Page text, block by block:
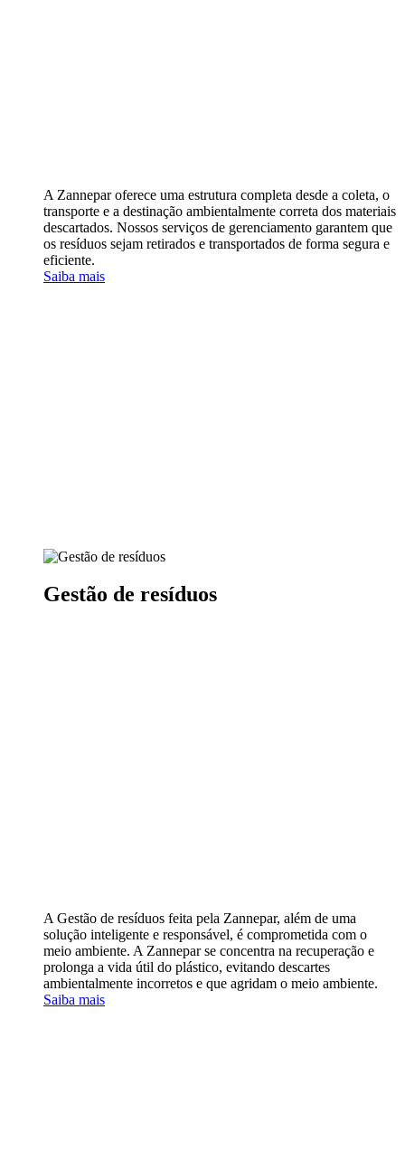
A Zannepar oferece uma estrutura completa desde a coleta, o
transporte e a destinação ambientalmente correta dos materiais
descartados. Nossos serviços de gerenciamento garantem que
os resíduos sejam retirados e transportados de forma segura e
eficiente.
Saiba mais
Gestão de resíduos
A Gestão de resíduos feita pela Zannepar, além de uma
solução inteligente e responsável, é comprometida com o
meio ambiente. A Zannepar se concentra na recuperação e
prolonga a vida útil do plástico, evitando descartes
ambientalmente incorretos e que agridam o meio ambiente.
Saiba mais